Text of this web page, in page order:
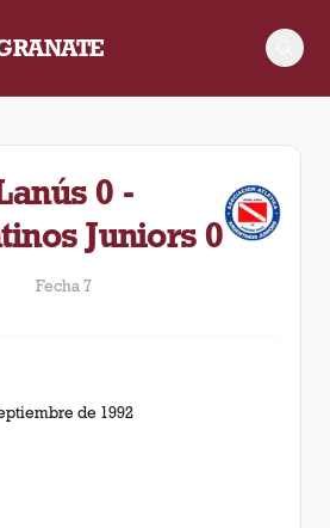
Lanús y Argentinos Juniors
0 -
Juniors 0
Fecha 7
de 1992